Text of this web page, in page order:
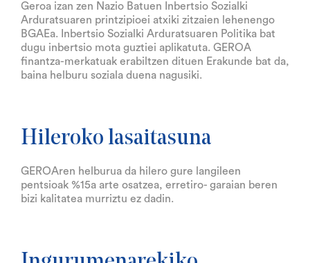
Geroa izan zen Nazio Batuen Inbertsio Sozialki
Arduratsuaren printzipioei atxiki zitzaien lehenengo
BGAEa. Inbertsio Sozialki Arduratsuaren Politika bat
dugu inbertsio mota guztiei aplikatuta. GEROA
finantza-merkatuak erabiltzen dituen Erakunde bat da,
baina helburu soziala duena nagusiki.
Hileroko lasaitasuna
GEROAren helburua da hilero gure langileen
pentsioak %15a arte osatzea, erretiro- garaian beren
bizi kalitatea murriztu ez dadin.